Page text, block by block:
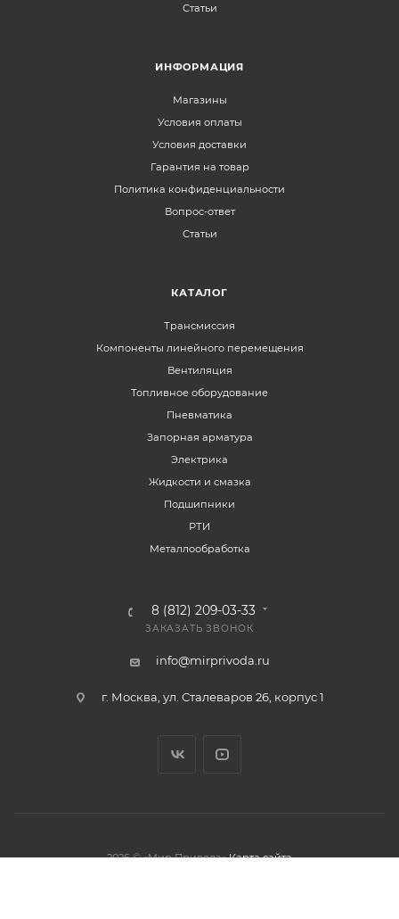
Статьи
ИНФОРМАЦИЯ
Магазины
Условия оплаты
Условия доставки
Гарантия на товар
Политика конфиденциальности
Вопрос-ответ
Статьи
КАТАЛОГ
Трансмиссия
Компоненты линейного перемещения
Вентиляция
Топливное оборудование
Пневматика
Запорная арматура
Электрика
Жидкости и смазка
Подшипники
РТИ
Металлообработка
8 (812) 209-03-33
ЗАКАЗАТЬ ЗВОНОК
info@mirprivoda.ru
г. Москва, ул. Сталеваров 26, корпус 1
2026 © «Мир Привода» Карта сайта